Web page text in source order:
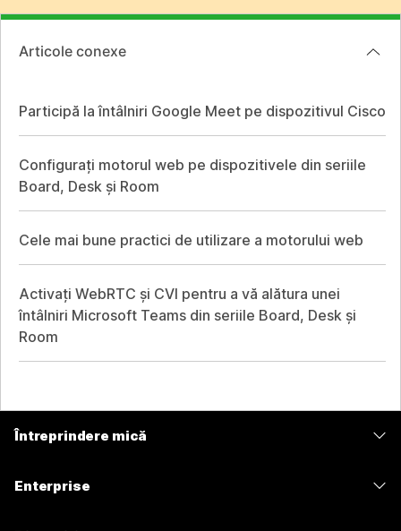
Articole conexe
Participă la întâlniri Google Meet pe dispozitivul Cisco
Configurați motorul web pe dispozitivele din seriile
Board, Desk și Room
Cele mai bune practici de utilizare a motorului web
Activați WebRTC și CVI pentru a vă alătura unei
întâlniri Microsoft Teams din seriile Board, Desk și
Room
Întreprindere mică
Enterprise